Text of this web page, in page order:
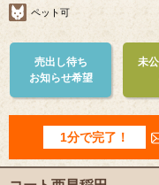
ペット可
売出し待ち
お知らせ希望
未
1分で完了！